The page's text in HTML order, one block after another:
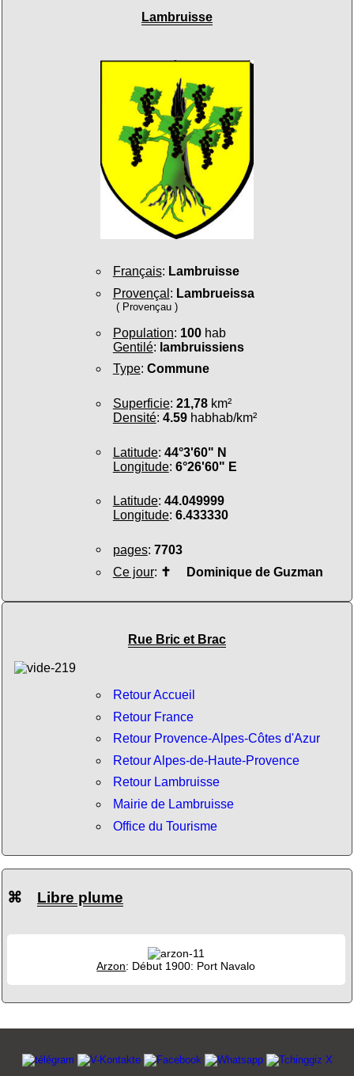
Lambruisse
Français: Lambruisse
Provençal : Lambrueissa
( Provençau )
Population: 100hab
Gentilé: lambruissiens
Type: Commune
Superficie: 21,78km²
Densité: 4.59habhab/km²
Latitude: 44°3'60" N
Longitude: 6°26'60" E
Latitude: 44.049999
Longitude: 6.433330
pages: 7703
Ce jour: ✝ Dominique de Guzman
Rue Bric et Brac
Retour Accueil
Retour France
Retour Provence-Alpes-Côtes d'Azur
Retour Alpes-de-Haute-Provence
Retour Lambruisse
Mairie de Lambruisse
Office du Tourisme
⌘ Libre plume
Arzon: Début 1900: Port Navalo